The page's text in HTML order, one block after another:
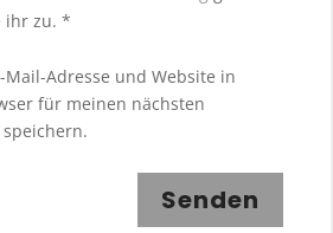
ihr zu. *
Mail-Adresse und Website in
für meinen nächsten
Senden